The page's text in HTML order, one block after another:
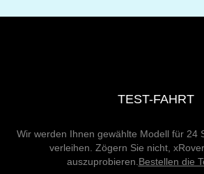
TEST-FAHRT
Wir werden Ihnen gewählte Modell für 24
verleihen. Zögern Sie nicht,
auszuprobieren. Bestellen die